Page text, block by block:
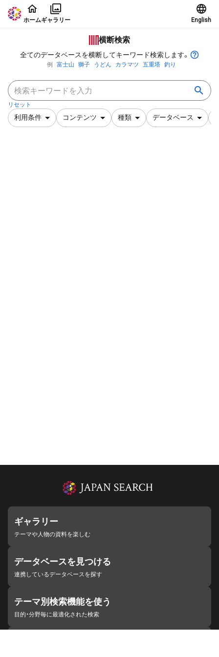
本文に飛ぶ
ホームギャラリー English
横断検索
全てのデータベースを横断してキーワード検索します。
例 富士山 獅子 うどん カラマツ 五重塔 釣り
リセット
利用条件 コンテンツ 種類 データベース
ギャラリー
テーマや人物の資料を楽しむ
データベースを見つける
連携しているデータベースを探す
テーマ別検索機能を使う
目的・分野毎に最適化された検索